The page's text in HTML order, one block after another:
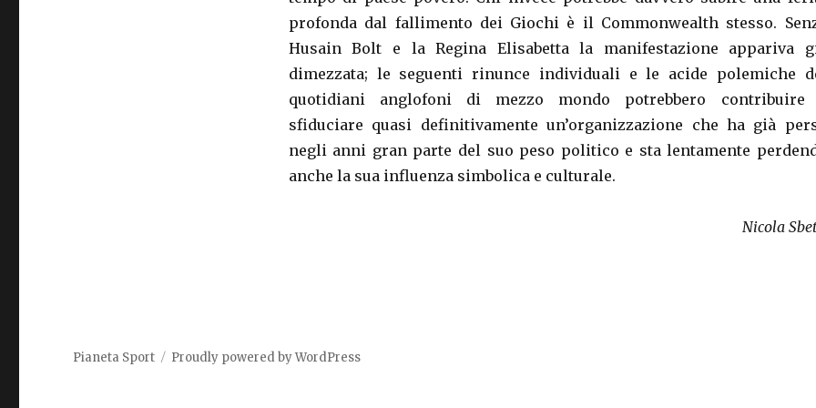
profonda dal fallimento dei Giochi è il Commonwealth stesso.
Husain Bolt e la Regina Elisabetta la manifestazione appariva
dimezzata; le seguenti rinunce individuali e le acide polemiche
quotidiani anglofoni di mezzo mondo potrebbero contribuire
sfiduciare quasi definitivamente un’organizzazione che ha già
negli anni gran parte del suo peso politico e sta lentamente
anche la sua influenza simbolica e culturale.
Nicola
Pianeta Sport Proudly powered by WordPress